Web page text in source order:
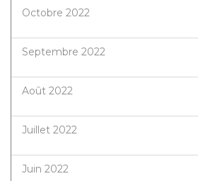
Octobre 2022
Septembre 2022
Août 2022
Juillet 2022
Juin 2022